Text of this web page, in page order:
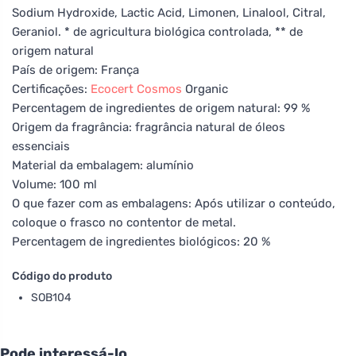
Sodium Hydroxide, Lactic Acid, Limonen, Linalool, Citral,
Geraniol. * de agricultura biológica controlada, ** de
origem natural
País de origem: França
Certificações: Ecocert Cosmos Organic
Percentagem de ingredientes de origem natural: 99 %
Origem da fragrância: fragrância natural de óleos
essenciais
Material da embalagem: alumínio
Volume: 100 ml
O que fazer com as embalagens: Após utilizar o conteúdo,
coloque o frasco no contentor de metal.
Percentagem de ingredientes biológicos: 20 %
Código do produto
SOB104